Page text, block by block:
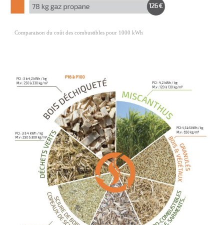
Comparaison du coût des combustibles pour 1000 kWh